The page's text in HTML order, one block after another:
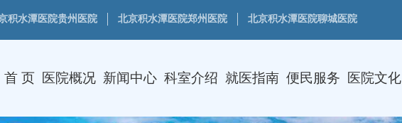
积水潭医院贵州医院 北京积水潭医院郑州医院 北京积水潭医院聊城医院
首 页 医院概况 新闻中心 科室介绍 就医指南 便民服务 医院文化